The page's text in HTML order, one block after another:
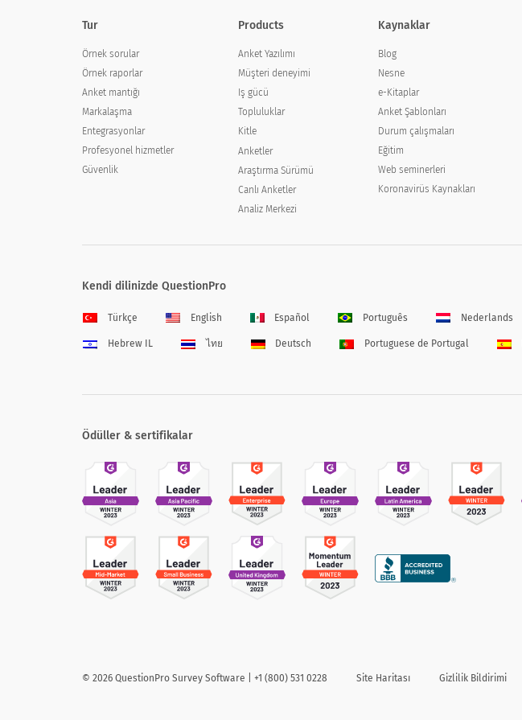
Tur
Örnek sorular
Örnek raporlar
Anket mantığı
Markalaşma
Entegrasyonlar
Profesyonel hizmetler
Güvenlik
Products
Anket Yazılımı
Müşteri deneyimi
Iş gücü
Topluluklar
Kitle
Anketler
Araştırma Sürümü
Canlı Anketler
Analiz Merkezi
Kaynaklar
Blog
Nesne
e-Kitaplar
Anket Şablonları
Durum çalışmaları
Eğitim
Web seminerleri
Koronavirüs Kaynakları
Kendi dilinizde QuestionPro
Türkçe English Español Português Nederlands
Hebrew IL ไทย Deutsch Portuguese de Portugal
Ödüller & sertifikalar
© 2026 QuestionPro Survey Software | +1 (800) 531 0228 Site Haritası Gizlilik Bildirimi